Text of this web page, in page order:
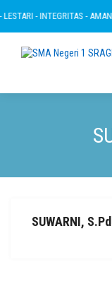
- INTEGRITAS -
SUWARNI,